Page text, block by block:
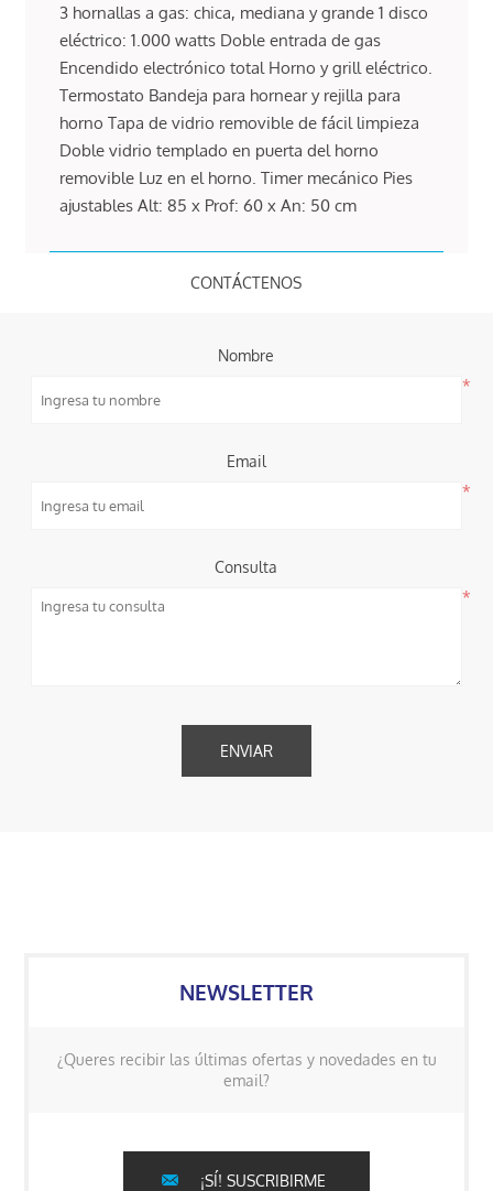
3 hornallas a gas: chica, mediana y grande 1 disco
eléctrico: 1.000 watts Doble entrada de gas
Encendido electrónico total Horno y grill eléctrico.
Termostato Bandeja para hornear y rejilla para
horno Tapa de vidrio removible de fácil limpieza
Doble vidrio templado en puerta del horno
removible Luz en el horno. Timer mecánico Pies
ajustables Alt: 85 x Prof: 60 x An: 50 cm
CONTÁCTENOS
Nombre
*
Email
*
Consulta
*
NEWSLETTER
¿Queres recibir las últimas ofertas y novedades en tu
email?
¡SÍ! SUSCRIBIRME